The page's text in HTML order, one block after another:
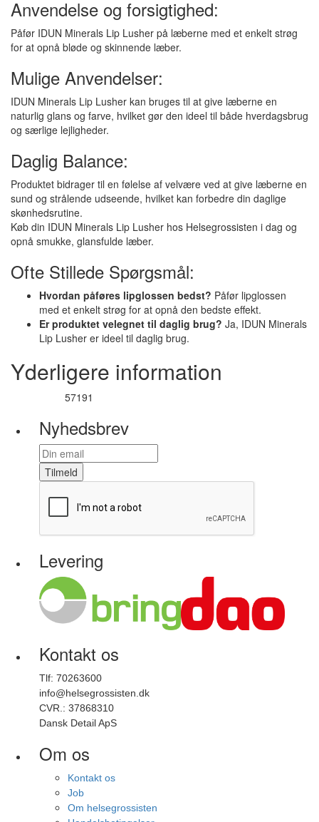
Anvendelse og forsigtighed:
Påfør IDUN Minerals Lip Lusher på læberne med et enkelt strøg
for at opnå bløde og skinnende læber.
Mulige Anvendelser:
IDUN Minerals Lip Lusher kan bruges til at give læberne en
naturlig glans og farve, hvilket gør den ideel til både hverdagsbrug
og særlige lejligheder.
Daglig Balance:
Produktet bidrager til en følelse af velvære ved at give læberne en
sund og strålende udseende, hvilket kan forbedre din daglige
skønhedsrutine.
Køb din IDUN Minerals Lip Lusher hos Helsegrossisten i dag og
opnå smukke, glansfulde læber.
Ofte Stillede Spørgsmål:
Hvordan påføres lipglossen bedst? Påfør lipglossen
med et enkelt strøg for at opnå den bedste effekt.
Er produktet velegnet til daglig brug? Ja, IDUN Minerals
Lip Lusher er ideel til daglig brug.
Yderligere information
57191
Nyhedsbrev
Tilmeld
Levering
Kontakt os
Tlf: 70263600
info@helsegrossisten.dk
CVR.: 37868310
Dansk Detail ApS
Om os
Kontakt os
Job
Om helsegrossisten